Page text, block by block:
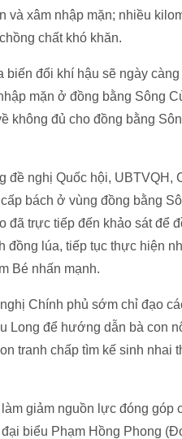
và xâm nhập mặn; nhiều
chất khó khăn.
đổi khí hậu sẽ ngày
mặn ở đồng bằng Sông
không đủ cho đồng bằng
đề nghị Quốc hội, UBTVQH,
bách ở vùng đồng bằng
đã trực tiếp đến khảo sát để
lúa, tiếp tục thực hiện
Bé nhấn mạnh.
Chính phủ sớm chỉ đạo
Long để hướng dẫn bà con
tranh chấp tìm kế sinh nhai
giảm nguồn lực đóng góp
biểu Phạm Hồng Phong